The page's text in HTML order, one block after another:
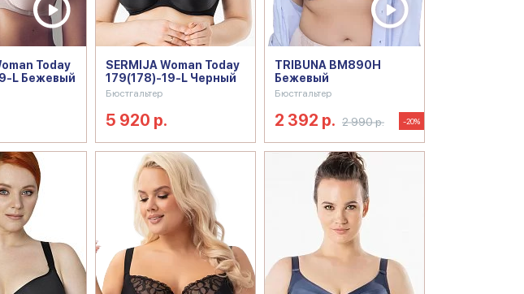
Today
L Бежевый
SERMIJA Woman Today
179(178)-19-L Черный
Бюстгальтер
5 920 р.
TRIBUNA BM890H
Бежевый
Бюстгальтер
2 392 р. 2 990 р. -20%